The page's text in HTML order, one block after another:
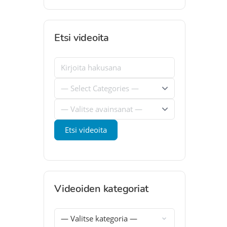
Etsi videoita
Videoiden kategoriat